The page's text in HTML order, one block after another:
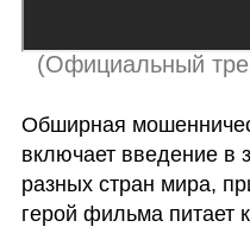
(Официальный
Обширная
включает введение в
разных стран мира,
герой фильма питает